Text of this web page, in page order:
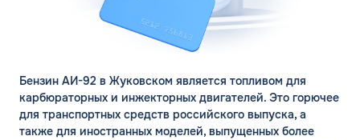
Бензин АИ-92 в Жуковском является топливом для
карбюраторных и инжекторных двигателей. Это горючее
для транспортных средств российского выпуска, а
также для иностранных моделей, выпущенных более